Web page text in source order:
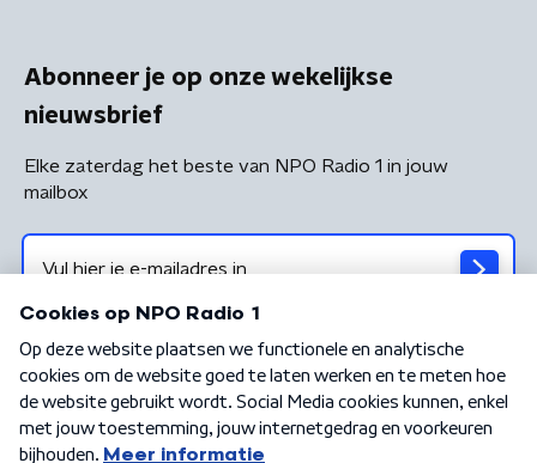
Abonneer je op onze wekelijkse
nieuwsbrief
Elke zaterdag het beste van NPO Radio 1 in jouw
mailbox
Algemene voorwaarden